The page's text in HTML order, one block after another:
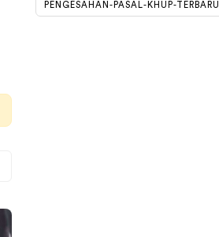
PENGESAHAN-PASAL-KHUP-TERBARU